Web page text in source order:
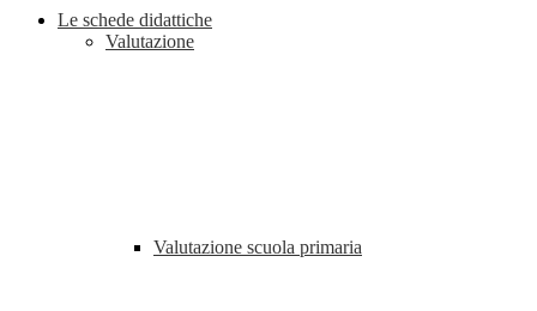
Le schede didattiche
Valutazione
Valutazione scuola primaria